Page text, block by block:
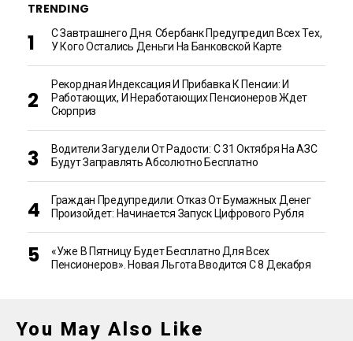
TRENDING
С Завтрашнего Дня. Сбербанк Предупредил Всех Тех,
У Кого Остались Деньги На Банковской Карте
Рекордная Индексация И Прибавка К Пенсии: И
Работающих, И Неработающих Пенсионеров Ждет
Сюрприз
Водители Загудели От Радости: С 31 Октября На АЗС
Будут Заправлять Абсолютно Бесплатно
Граждан Предупредили: Отказ От Бумажных Денег
Произойдет: Начинается Запуск Цифрового Рубля
«Уже В Пятницу Будет Бесплатно Для Всех
Пенсионеров». Новая Льгота Вводится С 8 Декабря
You May Also Like